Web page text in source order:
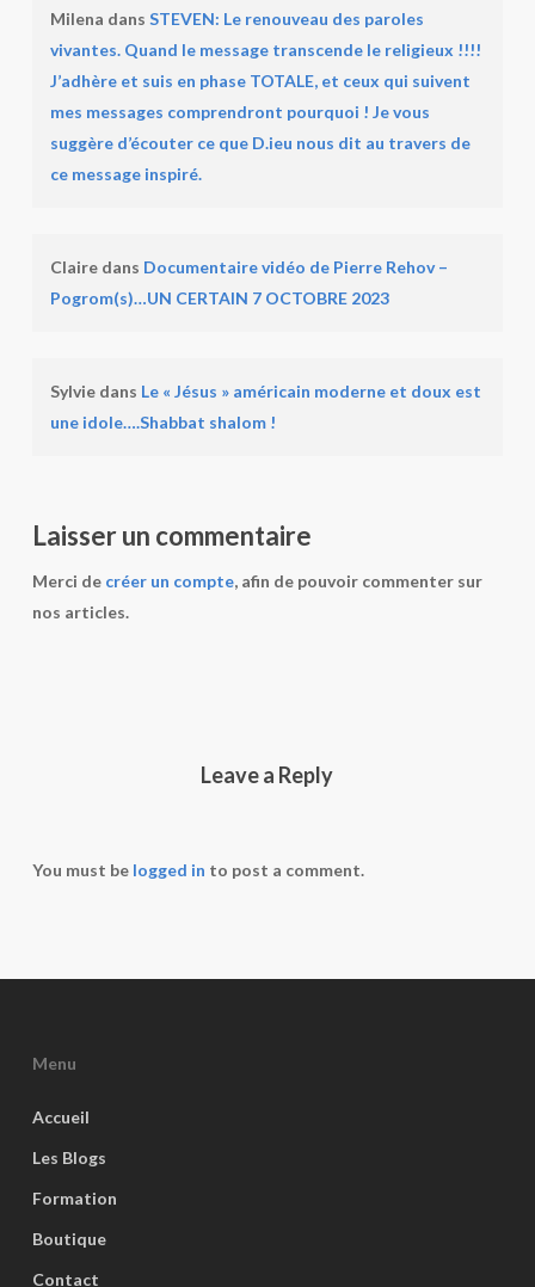
Milena dans STEVEN: Le renouveau des paroles
vivantes. Quand le message transcende le religieux !!!!
J’adhère et suis en phase TOTALE, et ceux qui suivent
mes messages comprendront pourquoi ! Je vous
suggère d’écouter ce que D.ieu nous dit au travers de
ce message inspiré.
Clairedans Documentaire vidéo de Pierre Rehov –
Pogrom(s)…UN CERTAIN 7 OCTOBRE 2023
Sylviedans Le « Jésus » américain moderne et doux est
une idole….Shabbat shalom !
Laisser un commentaire
Merci de créer un compte, afin de pouvoir commenter sur
nos articles.
Leave a Reply
You must be logged in to post a comment.
Menu
Accueil
Les Blogs
Formation
Boutique
Contact